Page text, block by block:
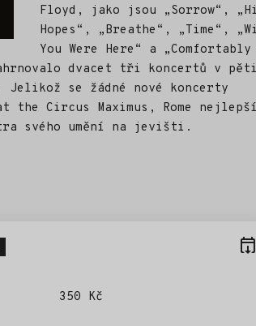
Floyd, jako jsou „Sorrow“,
Hopes“, „Breathe“, „Time“,
You Were Here“ a „Comfortably
dvacet tři koncertů v pěti
Jelikož se žádné nové koncerty
Circus Maximus, Rome nejlepší
svého umění na jevišti.
350 Kč